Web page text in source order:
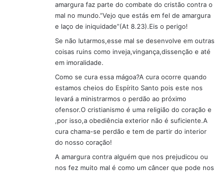
amargura faz parte do combate do cristão contra o
mal no mundo.”Vejo que estás em fel de amargura
e laço de iniquidade”(At 8.23).Eis o perigo!
Se não lutarmos,esse mal se desenvolve em outras
coisas ruins como inveja,vingança,dissenção e até
em imoralidade.
Como se cura essa mágoa?A cura ocorre quando
estamos cheios do Espírito Santo pois este nos
levará a ministrarmos o perdão ao próximo
ofensor.O cristianismo é uma religião do coração e
,por isso,a obediência exterior não é suficiente.A
cura chama-se perdão e tem de partir do interior
do nosso coração!
A amargura contra alguém que nos prejudicou ou
nos fez muito mal é como um câncer que pode nos